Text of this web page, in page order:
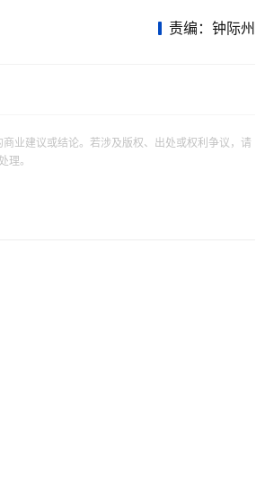
责编：钟际州
业建议或结论。若涉及版权、出处或权利争议，请
。